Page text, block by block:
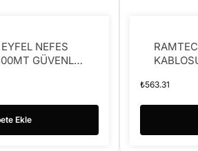
NEFES
GÜVENLİK
Ekle
₺563.31